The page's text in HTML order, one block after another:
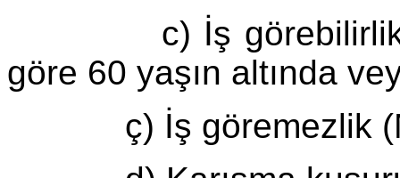
c) İş görebilirlik
göre 60 yaşın altında
ç) İş göremezlik